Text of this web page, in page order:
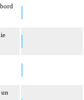
vasculaire